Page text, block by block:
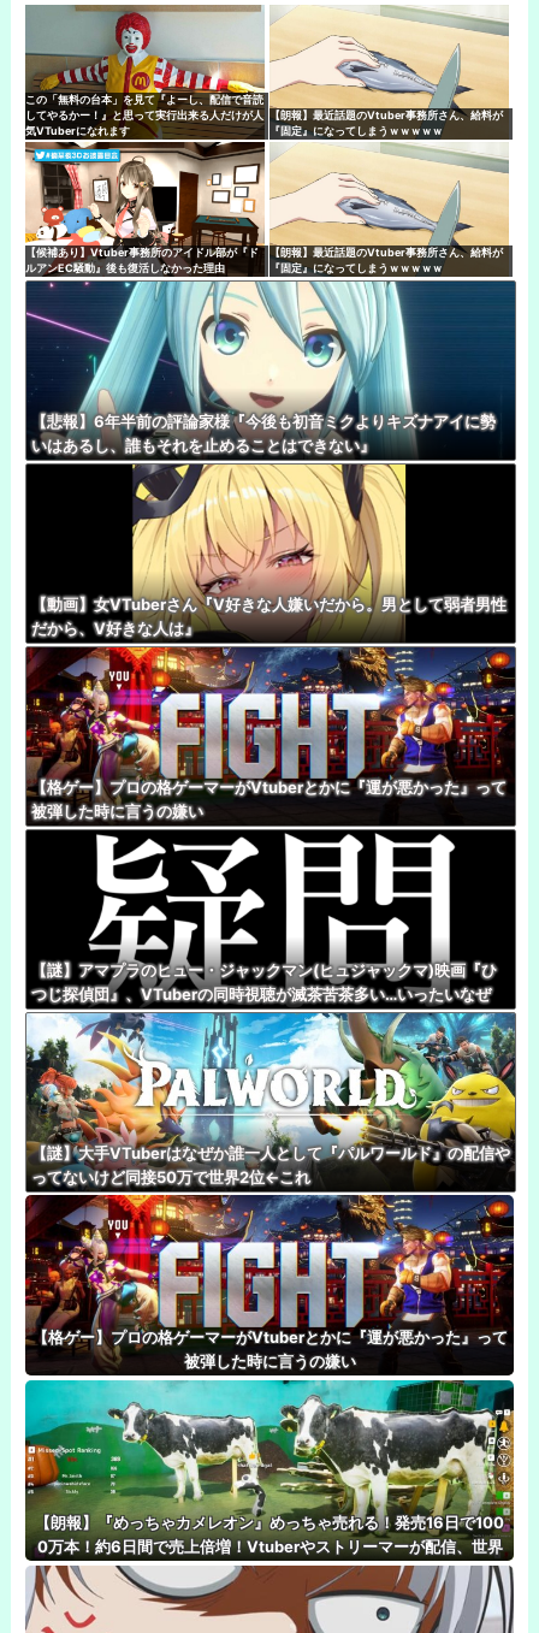
この「無料の台本」を見て『よーし、配信で音読
してやるかー！』と思って実行出来る人だけが人
気VTuberになれます
【朗報】最近話題のVtuber事務所さん、給料が
『固定』になってしまうｗｗｗｗｗ
【候補あり】Vtuber事務所のアイドル部が『ド
ルアンEC騒動』後も復活しなかった理由
【朗報】最近話題のVtuber事務所さん、給料が
『固定』になってしまうｗｗｗｗｗ
【悲報】6年半前の評論家様『今後も初音ミクよりキズナアイに勢
いはあるし、誰もそれを止めることはできない』
【動画】女VTuberさん『V好きな人嫌いだから。男として弱者男性
だから、V好きな人は』
【格ゲー】プロの格ゲーマーがVtuberとかに『運が悪かった』って
被弾した時に言うの嫌い
【謎】アマプラのヒュー・ジャックマン(ヒュジャックマ)映画『ひ
つじ探偵団』、VTuberの同時視聴が滅茶苦茶多い…いったいなぜ
【謎】大手VTuberはなぜか誰一人として『パルワールド』の配信や
ってないけど同接50万で世界2位←これ
【格ゲー】プロの格ゲーマーがVtuberとかに『運が悪かった』って
被弾した時に言うの嫌い
【朗報】『めっちゃカメレオン』めっちゃ売れる！発売16日で100
0万本！約6日間で売上倍増！Vtuberやストリーマーが配信、世界
でめっちゃ人気！